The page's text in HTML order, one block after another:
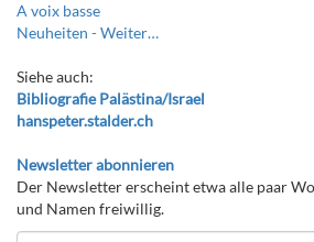
A voix basse
Neuheiten -Weiter…
Siehe auch:
Bibliografie Palästina/Israel
hanspeter.stalder.ch
Newsletter abonnieren
Der Newsletter erscheint etwa alle paar
und Namen freiwillig.